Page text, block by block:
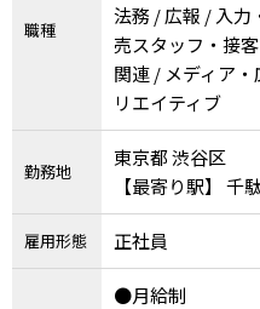
職種
法務 / 広報 / 入力
売スタッフ・接
関連 / メディア
リエイティブ
勤務地
東京都 渋谷区
【最
雇用形態 正社員
●月給制